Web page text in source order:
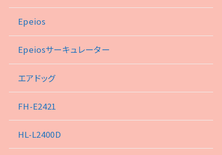
Epeios
Epeiosサーキュレーター
エアドッグ
FH-E2421
HL-L2400D